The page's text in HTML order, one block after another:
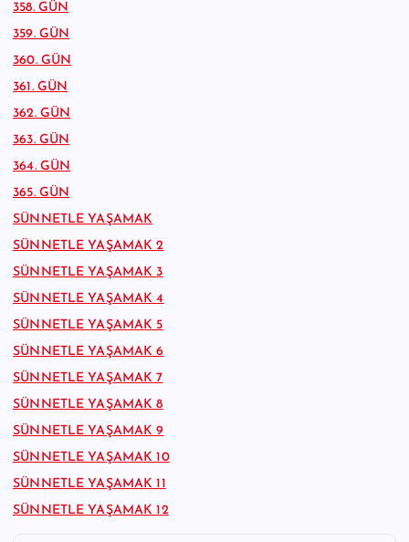
358. GÜN
359. GÜN
360. GÜN
361. GÜN
362. GÜN
363. GÜN
364. GÜN
365. GÜN
SÜNNETLE YAŞAMAK
SÜNNETLE YAŞAMAK 2
SÜNNETLE YAŞAMAK 3
SÜNNETLE YAŞAMAK 4
SÜNNETLE YAŞAMAK 5
SÜNNETLE YAŞAMAK 6
SÜNNETLE YAŞAMAK 7
SÜNNETLE YAŞAMAK 8
SÜNNETLE YAŞAMAK 9
SÜNNETLE YAŞAMAK 10
SÜNNETLE YAŞAMAK 11
SÜNNETLE YAŞAMAK 12